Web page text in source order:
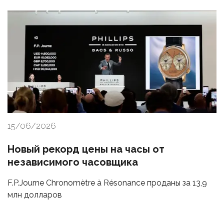
15/06/2026
Новый рекорд цены на часы от
независимого часовщика
F.P.Journe Chronomètre à Résonance проданы за 13,9
млн долларов